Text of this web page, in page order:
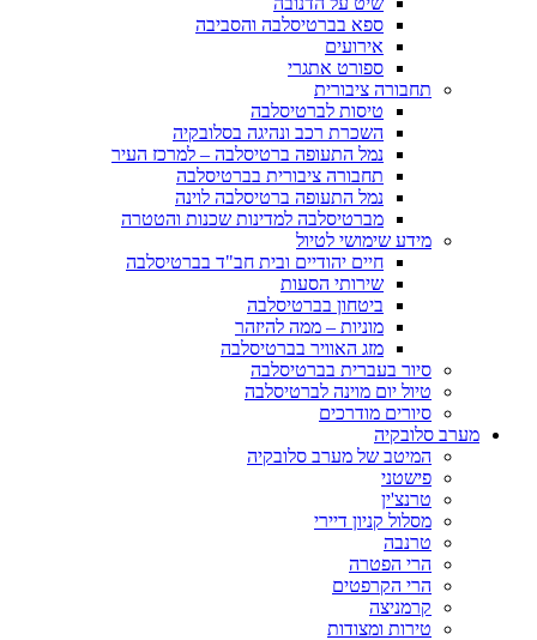
ספא בברטיסלבה והסביבה
אירועים
ספורט אתגרי
תחבורה ציבורית
טיסות לברטיסלבה
השכרת רכב ונהיגה בסלובקיה
נמל התעופה ברטיסלבה – למרכז העיר
תחבורה ציבורית בברטיסלבה
נמל התעופה ברטיסלבה לוינה
מברטיסלבה למדינות שכנות והטטרה
מידע שימושי לטיול
חיים יהודיים ובית חב"ד בברטיסלבה
שירותי הסעות
ביטחון בברטיסלבה
מוניות – ממה להיזהר
מזג האוויר בברטיסלבה
סיור בעברית בברטיסלבה
טיול יום מוינה לברטיסלבה
סיורים מודרכים
מערב סלובקיה
המיטב של מערב סלובקיה
פישטני
טרנצ'ין
מסלול קניון דיירי
טרנבה
הרי הפטרה
הרי הקרפטים
קרמניצה
טירות ומצודות